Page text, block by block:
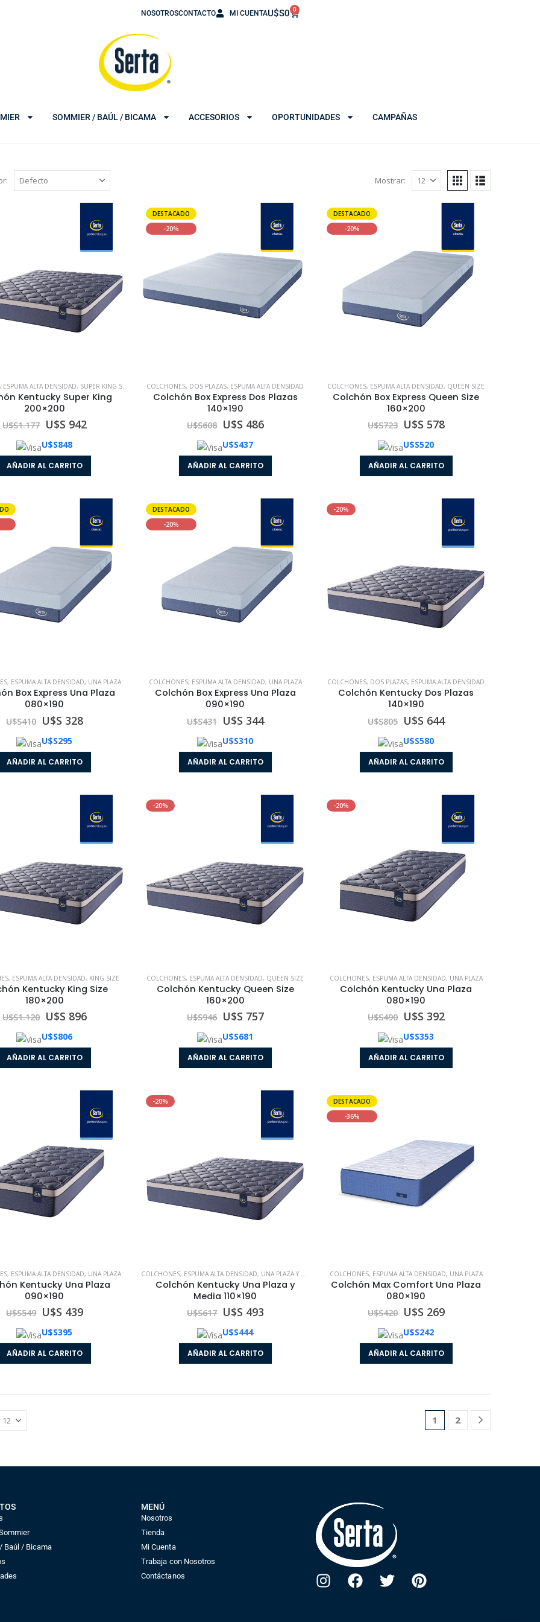
NOSOTROSCONTACTO MI CUENTAU$S0 0
SOMMIER / BAÚL / BICAMA ACCESORIOS OPORTUNIDADES CAMPAÑAS
Mostrar:
, ESPUMA ALTA DENSIDAD, SUPER KING SIZE
Kentucky Super King
200×200
U$S1.177 U$S 942
U$S848
AÑADIR AL CARRITO
DESTACADO
-20%
COLCHONES, DOS PLAZAS, ESPUMA ALTA DENSIDAD
Colchón Box Express Dos Plazas
140×190
U$S608 U$S 486
U$S437
AÑADIR AL CARRITO
DESTACADO
-20%
COLCHONES, ESPUMA ALTA DENSIDAD, QUEEN SIZE
Colchón Box Express Queen Size
160×200
U$S723 U$S 578
U$S520
AÑADIR AL CARRITO
, ESPUMA ALTA DENSIDAD, UNA PLAZA
Box Express Una Plaza
080×190
U$S410 U$S 328
U$S295
AÑADIR AL CARRITO
DESTACADO
-20%
COLCHONES, ESPUMA ALTA DENSIDAD, UNA PLAZA
Colchón Box Express Una Plaza
090×190
U$S431 U$S 344
U$S310
AÑADIR AL CARRITO
-20%
COLCHONES, DOS PLAZAS, ESPUMA ALTA DENSIDAD
Colchón Kentucky Dos Plazas
140×190
U$S805 U$S 644
U$S580
AÑADIR AL CARRITO
, ESPUMA ALTA DENSIDAD, KING SIZE
Kentucky King Size
180×200
U$S1.120 U$S 896
U$S806
AÑADIR AL CARRITO
-20%
COLCHONES, ESPUMA ALTA DENSIDAD, QUEEN SIZE
Colchón Kentucky Queen Size
160×200
U$S946 U$S 757
U$S681
AÑADIR AL CARRITO
-20%
COLCHONES, ESPUMA ALTA DENSIDAD, UNA PLAZA
Colchón Kentucky Una Plaza
080×190
U$S490 U$S 392
U$S353
AÑADIR AL CARRITO
, ESPUMA ALTA DENSIDAD, UNA PLAZA
Kentucky Una Plaza
090×190
U$S549 U$S 439
U$S395
AÑADIR AL CARRITO
-20%
COLCHONES, ESPUMA ALTA DENSIDAD, UNA PLAZA Y MEDIA
Colchón Kentucky Una Plaza y
Media 110×190
U$S617 U$S 493
U$S444
AÑADIR AL CARRITO
DESTACADO
-36%
COLCHONES, ESPUMA ALTA DENSIDAD, UNA PLAZA
Colchón Max Comfort Una Plaza
080×190
U$S420 U$S 269
U$S242
AÑADIR AL CARRITO
1 2
0out of 5
U$S
Colchón con Sommier Box Express Una Plaza 090x190
0 out of 5
U$S618
Colchón con Sommier Box Express Una Plaza 090x190
0out of 5
0out of 5
Colchón con Sommier Box Express Una Plaza 090x190
out of 5
U$S647U$S 561
Colchón Box Express Queen Size 160x200
Baúl / Bicama
MENÚ
Nosotros
Tienda
Mi Cuenta
Trabaja con Nosotros
Contáctanos